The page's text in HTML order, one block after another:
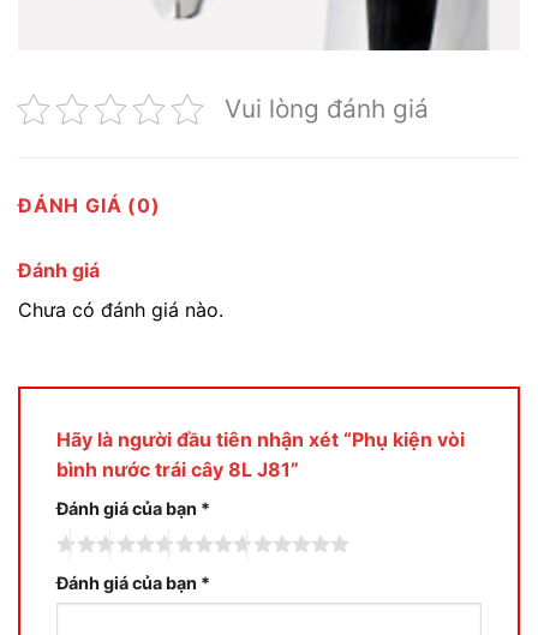
Vui lòng đánh giá
ĐÁNH GIÁ (0)
Đánh giá
Chưa có đánh giá nào.
Hãy là người đầu tiên nhận xét “Phụ kiện vòi
bình nước trái cây 8L J81”
Đánh giá của bạn *
Đánh giá của bạn *